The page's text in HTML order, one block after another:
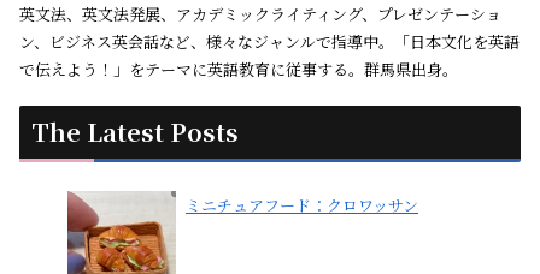
英文法、英文法発展、アカデミックライティング、プレゼンテーショ
ン、ビジネス英会話など、様々なジャンルで指導中。「日本文化を英語
で伝えよう！」をテーマに英語教育に従事する。群馬県出身。
The Latest Posts
ミニチュアフード：クロワッサン